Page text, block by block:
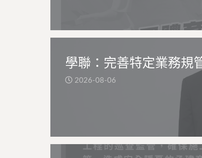
學聯：完善特定業務規
2026-08-06